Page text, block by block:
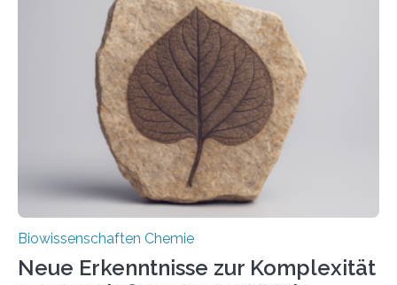
und Dr. Ismaila Francis Yusuf hat nun einen bislang
unbekannten Qualitätskontrollmechanismus des
peroxisomalen Proteintransports in der Bäckerhefe
Saccharomyces cerevisiae entdeckt, der für die
Funktionsfähigkeit der Organellen entscheidend ist. Die
Studie wurde am 28. Oktober 2025 in der
Fachzeitschrift…
Biowissenschaften Chemie
Neue Erkenntnisse zur Komplexität